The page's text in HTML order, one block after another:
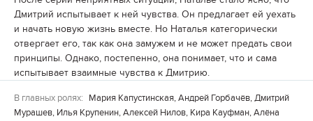
Дмитрий испытывает к ней чувства. Он предлагает ей уехать
и начать новую жизнь вместе. Но Наталья категорически
отвергает его, так как она замужем и не может предать свои
принципы. Однако, постепенно, она понимает, что и сама
испытывает взаимные чувства к Дмитрию.
В главных ролях:
Мария Капустинская, Андрей Горбачёв, Дмитрий
Мурашев, Илья Крупенин, Алексей Нилов, Кира Кауфман, Алёна